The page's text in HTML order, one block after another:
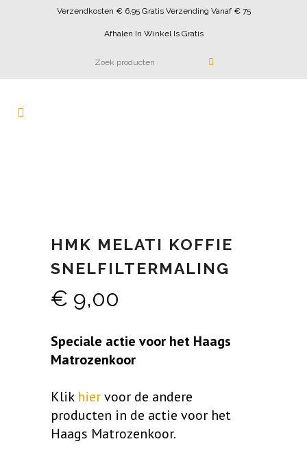
Verzendkosten € 6,95 Gratis Verzending Vanaf € 75
Afhalen In Winkel Is Gratis
HMK MELATI KOFFIE
SNELFILTERMALING
€ 9,00
Speciale actie voor het Haags
Matrozenkoor
Klik hiervoor de andere
producten in de actie voor het
Haags Matrozenkoor.